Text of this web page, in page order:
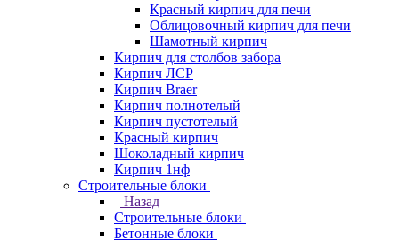
Красный кирпич для печи
Облицовочный кирпич для печи
Шамотный кирпич
Кирпич для столбов забора
Кирпич ЛСР
Кирпич Braer
Кирпич полнотелый
Кирпич пустотелый
Красный кирпич
Шоколадный кирпич
Кирпич 1нф
Строительные блоки
Назад
Строительные блоки
Бетонные блоки